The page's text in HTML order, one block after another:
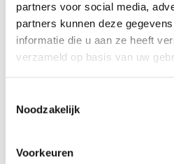
partners voor social media,
partners kunnen deze
informatie die u aan ze heeft
verzameld op basis van uw
Noodzakelijk
Voorkeuren
Leverbaar vanaf € 72,50
Heeft u meerdere
ons voor een scherpe offerte.
Ballonnenpartners levert